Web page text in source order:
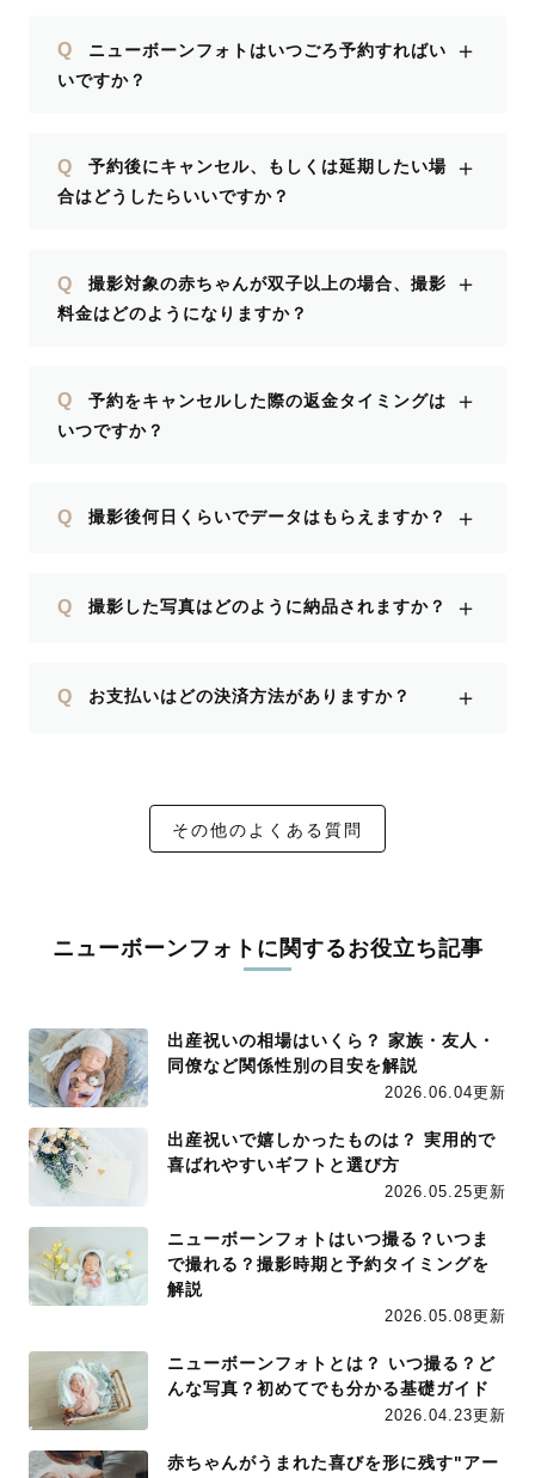
Q
ニューボーンフォトはいつごろ予約すればい
いですか？
＋
Q
予約後にキャンセル、もしくは延期したい場
合はどうしたらいいですか？
＋
Q
撮影対象の赤ちゃんが双子以上の場合、撮影
料金はどのようになりますか？
＋
Q
予約をキャンセルした際の返金タイミングは
いつですか？
＋
Q 撮影後何日くらいでデータはもらえますか？ ＋
Q 撮影した写真はどのように納品されますか？ ＋
Q お支払いはどの決済方法がありますか？ ＋
その他のよくある質問
ニューボーンフォトに関するお役立ち記事
出産祝いの相場はいくら？ 家族・友人・
同僚など関係性別の目安を解説
2026.06.04更新
出産祝いで嬉しかったものは？ 実用的で
喜ばれやすいギフトと選び方
2026.05.25更新
ニューボーンフォトはいつ撮る？いつま
で撮れる？撮影時期と予約タイミングを
解説
2026.05.08更新
ニューボーンフォトとは？ いつ撮る？ど
んな写真？初めてでも分かる基礎ガイド
2026.04.23更新
赤ちゃんがうまれた喜びを形に残す"アー